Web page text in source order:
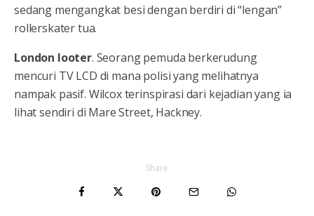
sedang mengangkat besi dengan berdiri di “lengan”
rollerskater tua.
London looter. Seorang pemuda berkerudung
mencuri TV LCD di mana polisi yang melihatnya
nampak pasif. Wilcox terinspirasi dari kejadian yang ia
lihat sendiri di Mare Street, Hackney.
Share